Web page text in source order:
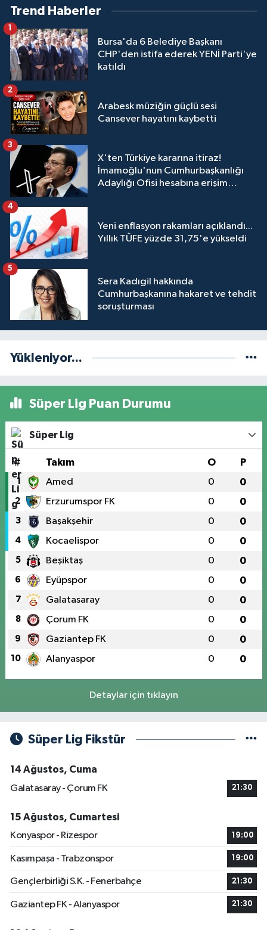
Trend Haberler
Bursa'da 6 Belediye Başkanı
CHP'den istifa ederek YENİ Parti'ye
katıldı
1
Arabesk müziğin güçlü sesi
Cansever hayatını kaybetti
2
X'ten Türkiye kararına itiraz!
İmamoğlu'nun Cumhurbaşkanlığı
Adaylığı Ofisi hesabına erişim
3
Yeni enflasyon rakamları açıklandı...
Yıllık TÜFE yüzde 31,75'e yükseldi
4
Sera Kadıgil hakkında
Cumhurbaşkanına hakaret ve tehdit
soruşturması
5
Yükleniyor...
Süper Lig Puan Durumu
Süper Lig
# Takım O P
1 Amed 0 0
2 Erzurumspor FK 0 0
3 Başakşehir 0 0
4 Kocaelispor 0 0
5 Beşiktaş 0 0
6 Eyüpspor 0 0
7 Galatasaray 0 0
8 Çorum FK 0 0
9 Gaziantep FK 0 0
10 Alanyaspor 0 0
Detaylar için tıklayın
Süper Lig Fikstür
14 Ağustos, Cuma
Galatasaray - Çorum FK
21:30
15 Ağustos, Cumartesi
Konyaspor - Rizespor
19:00
Kasımpaşa - Trabzonspor 19:00
Gençlerbirliği S.K. - Fenerbahçe 21:30
Gaziantep FK - Alanyaspor 21:30